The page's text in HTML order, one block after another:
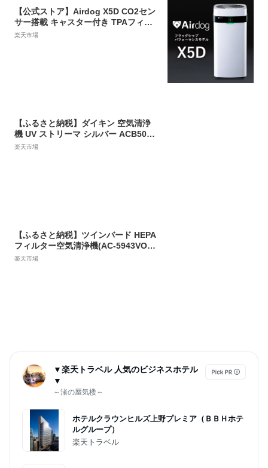
【公式ストア】Airdog X5D CO2セン
サー搭載 キャスター付き TPAフィル
ター 浮遊ウイルス対応 静音設計 ペッ
楽天市場
【ふるさと納税】ダイキン 空気清浄
機 UV ストリーマ シルバー ACB50X-
S 22畳 PM2.5対応 | 家電 電化製品 空
楽天市場
【ふるさと納税】ツインバード HEPA
フィルター空気清浄機(AC-5943VO)
【 12畳 脱臭 清浄機 空気清浄機 家電
楽天市場
▼楽天トラベル 人気のビジネスホテル
▼
～渚の蜃気楼～
ホテルクラウンヒルズ上野プレミア（ＢＢＨホテ
ルグループ）
楽天トラベル